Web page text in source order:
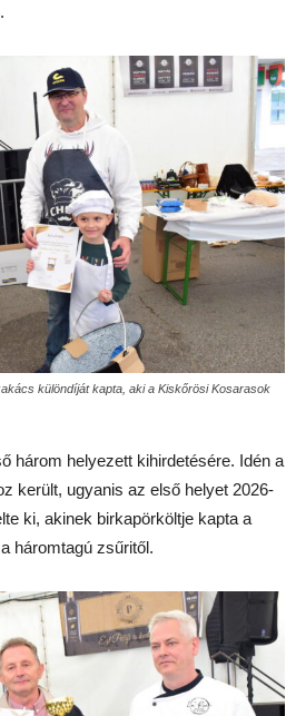
különdíját kapta, aki a Kiskőrösi Kosarasok
három helyezett kihirdetésére. Idén a
került, ugyanis az első helyet 2026-
ki, akinek birkapörköltje kapta a
háromtagú zsűritől.